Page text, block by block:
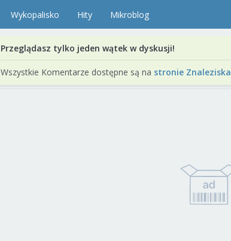
Wykopalisko Hity Mikroblog
Przeglądasz tylko jeden wątek w dyskusji!
Wszystkie Komentarze dostępne są na stronie Znaleziska